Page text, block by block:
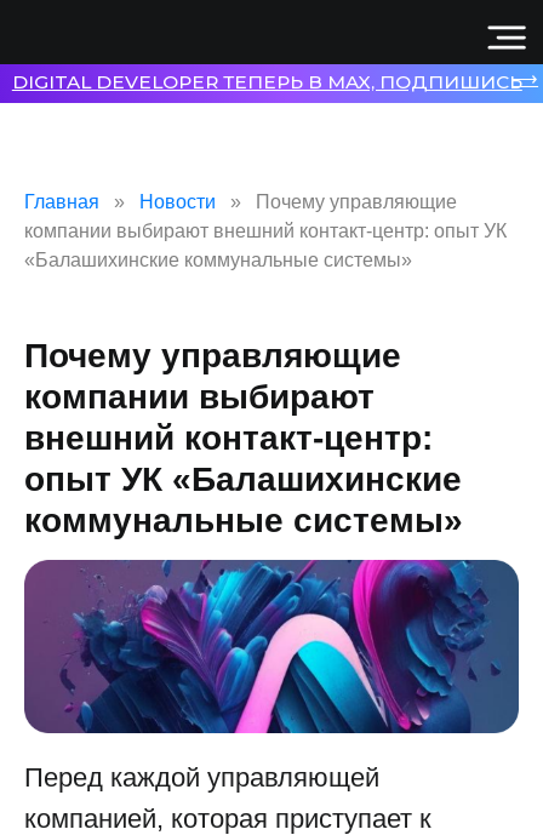
Главная Новости
Почему управляющие
компании выбирают внешний контакт-центр: опыт УК
«Балашихинские коммунальные системы»
Почему управляющие
компании выбирают
внешний контакт-центр:
опыт УК «Балашихинские
коммунальные системы»
Перед каждой управляющей
компанией, которая приступает к